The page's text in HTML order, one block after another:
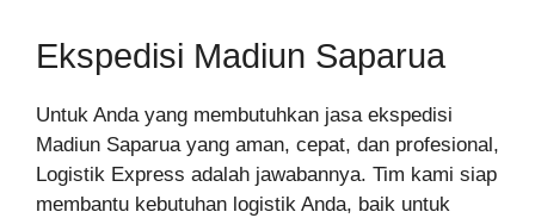
Ekspedisi Madiun Saparua
Untuk Anda yang membutuhkan jasa ekspedisi
Madiun Saparua yang aman, cepat, dan profesional,
Logistik Express adalah jawabannya. Tim kami siap
membantu kebutuhan logistik Anda, baik untuk